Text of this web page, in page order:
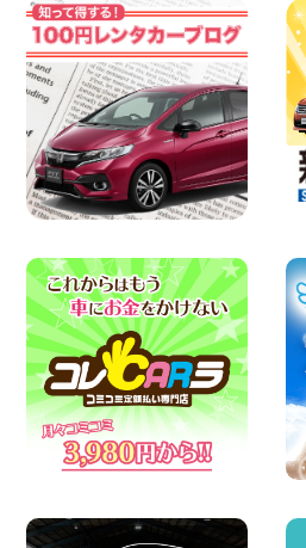
京都 町田根岸店
「お得」お盆限
西区枝吉店
お盆シーズン空
兵庫駅前店はミ
庫駅前店
★WRX 作業紹介
ー店
横浜弥生台店限
のお知らせ!! 神奈
2026三河安城店